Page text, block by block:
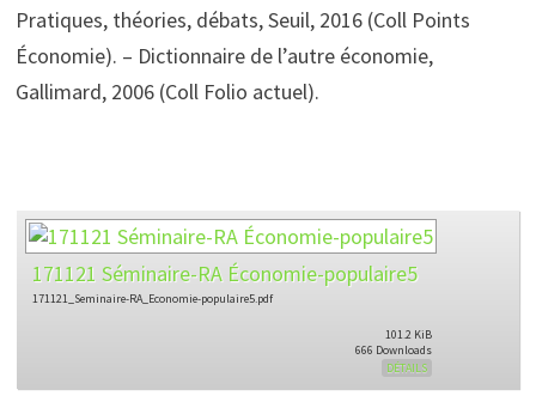
Pratiques, théories, débats, Seuil, 2016 (Coll Points
Économie). – Dictionnaire de l’autre économie,
Gallimard, 2006 (Coll Folio actuel).
171121 Séminaire-RA Économie-populaire5
171121_Seminaire-RA_Economie-populaire5.pdf
101.2 KiB
666 Downloads
DÉTAILS